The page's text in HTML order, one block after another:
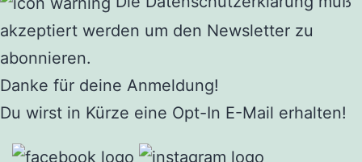
akzeptiert werden um den Newsletter zu
abonnieren.
Danke für deine Anmeldung!
Du wirst in Kürze eine Opt-In E-Mail erhalten!